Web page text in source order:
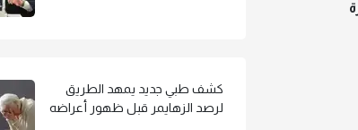
كشف طبي جديد يمهد الطريق
لرصد الزهايمر قبل ظهور أعراضه